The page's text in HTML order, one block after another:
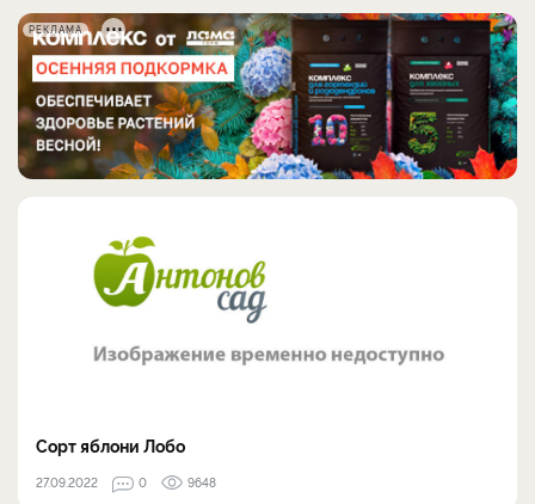
РЕКЛАМА
Сорт яблони Лобо
27.09.2022 0 9648